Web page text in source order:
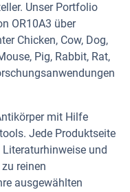
Unser Portfolio
OR10A3 über
Chicken, Cow, Dog,
Pig, Rabbit, Rat,
mit Hilfe
Jede Produktseite
und
reinen
ausgewählten